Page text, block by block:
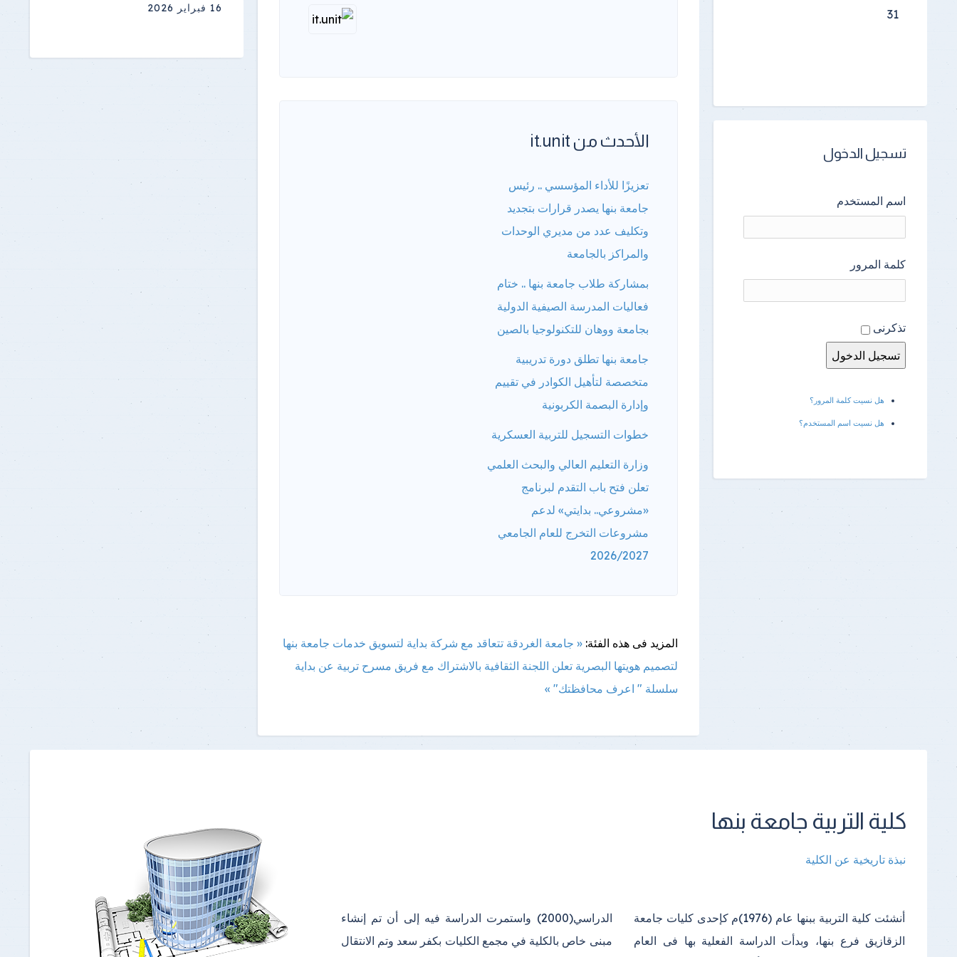
الأحدث من it.unit
تعزيزًا للأداء المؤسسي .. رئيس
جامعة بنها يصدر قرارات بتجديد
وتكليف عدد من مديري الوحدات
والمراكز بالجامعة
بمشاركة طلاب جامعة بنها .. ختام
فعاليات المدرسة الصيفية الدولية
بجامعة ووهان للتكنولوجيا بالصين
جامعة بنها تطلق دورة تدريبية
متخصصة لتأهيل الكوادر في تقييم
وإدارة البصمة الكربونية
خطوات التسجيل للتربية العسكرية
وزارة التعليم العالي والبحث العلمي
تعلن فتح باب التقدم لبرنامج
«مشروعي.. بدايتي» لدعم
مشروعات التخرج للعام الجامعي
2026/2027
المزيد فى هذه الفئة: « جامعة الغردقة تتعاقد مع شركة بداية لتسويق خدمات جامعة بنها
لتصميم هويتها البصرية تعلن اللجنة الثقافية بالاشتراك مع فريق مسرح تربية عن بداية
سلسلة " اعرف محافظتك" »
31
تسجيل الدخول
اسم المستخدم
كلمة المرور
تذكرنى
هل نسيت كلمة المرور؟
هل نسيت اسم المستخدم؟
16 فبراير 2026
كلية التربية جامعة بنها
نبذة تاريخية عن الكلية
أنشئت كلية التربية ببنها عام (1976)م كإحدى كليات جامعة
الزقازيق فرع بنها، وبدأت الدراسة الفعلية بها فى العام
الدراسي(2000) واستمرت الدراسة فيه إلى أن تم إنشاء
مبنى خاص بالكلية في مجمع الكليات بكفر سعد وتم الانتقال